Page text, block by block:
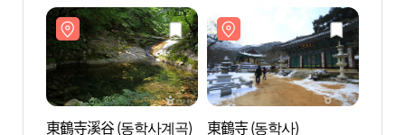
東鶴寺溪谷 (동학사계곡) 東鶴寺 (동학사)